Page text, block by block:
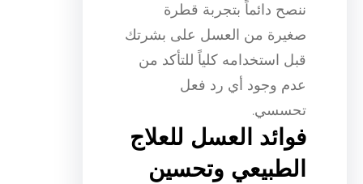
ننصح دائماً بتجربة قطرة
صغيرة من العسل على بشرتك
قبل استخدامه كلياً للتأكد من
عدم وجود أي رد فعل
تحسسي.
فوائد العسل للعلاج
الطبيعي وتحسين